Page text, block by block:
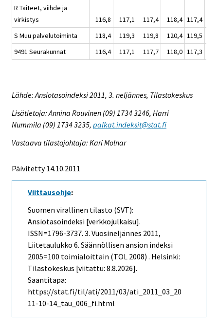
R Taiteet, viihde ja
virkistys
116,8 117,1 117,4 118,4 117,4
S Muu palvelutoiminta
118,4 119,3 119,8 120,4 119,5
9491 Seurakunnat
116,4 117,1 117,7 118,0 117,3
Lähde: Ansiotasoindeksi 2011, 3. neljännes, Tilastokeskus
Lisätietoja: Annina Rouvinen (09) 1734 3246, Harri
Nummila (09) 1734 3235, palkat.indeksit@stat.fi
Vastaava tilastojohtaja: Kari Molnar
Päivitetty 14.10.2011
Viittausohje:
Suomen virallinen tilasto (SVT):
Ansiotasoindeksi [verkkojulkaisu].
ISSN=1796-3737. 3. Vuosineljännes 2011,
Liitetaulukko 6. Säännöllisen ansion indeksi
2005=100 toimialoittain (TOL 2008) . Helsinki:
Tilastokeskus [viitattu: 8.8.2026].
Saantitapa:
https://stat.fi/til/ati/2011/03/ati_2011_03_20
11-10-14_tau_006_fi.html